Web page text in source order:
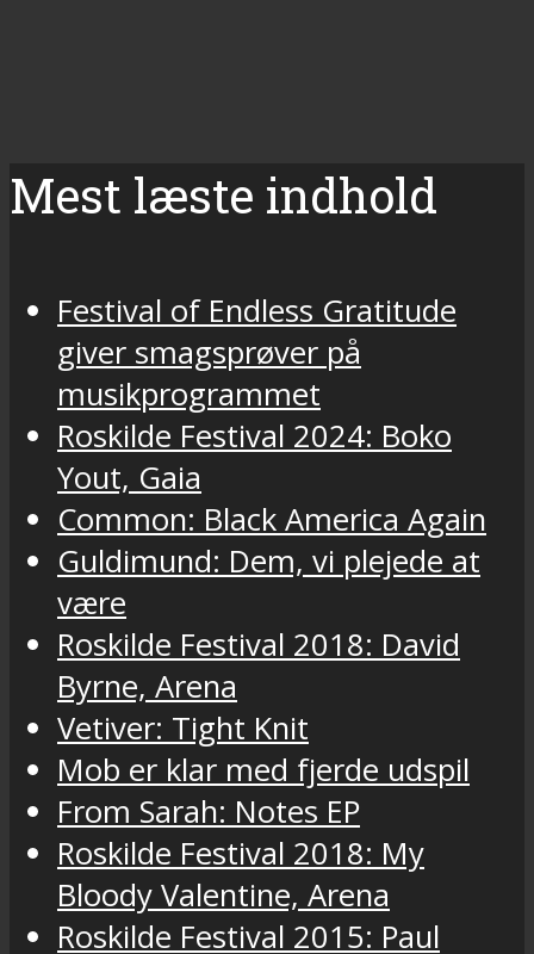
Mest læste indhold
Festival of Endless Gratitude
giver smagsprøver på
musikprogrammet
Roskilde Festival 2024: Boko
Yout, Gaia
Common: Black America Again
Guldimund: Dem, vi plejede at
være
Roskilde Festival 2018: David
Byrne, Arena
Vetiver: Tight Knit
Mob er klar med fjerde udspil
From Sarah: Notes EP
Roskilde Festival 2018: My
Bloody Valentine, Arena
Roskilde Festival 2015: Paul